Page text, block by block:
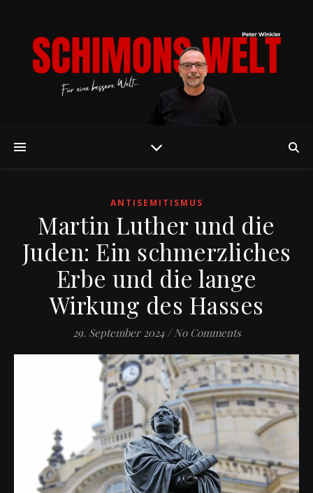
ANTISEMITISMUS
Martin Luther und die
Juden: Ein schmerzliches
Erbe und die lange
Wirkung des Hasses
29. September 2024 / No Comments